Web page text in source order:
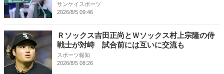
サンケイスポーツ
2026/8/5 09:46
Ｒソックス吉田正尚とＷソックス村上宗隆の侍
戦士が対峙 試合前には互いに交流も
スポーツ報知
2026/8/5 08:26